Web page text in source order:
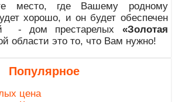
место, где Вашему родному
хорошо, и он будет обеспечен
- дом престарелых «Золотая
области это то, что Вам нужно!
Популярное
цена